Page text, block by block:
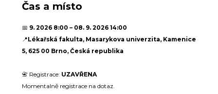
Čas a místo
📅 9. 2026 8:00 – 08. 9. 2026 14:00
📍Lékařská fakulta, Masarykova univerzita, Kamenice
5, 625 00 Brno, Česká republika
📇 Registrace: UZAVŘENA
Momentalně registrace na dotaz.